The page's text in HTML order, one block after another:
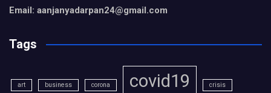
Email: aanjanyadarpan24@gmail.com
Tags
art business corona covid19 crisis